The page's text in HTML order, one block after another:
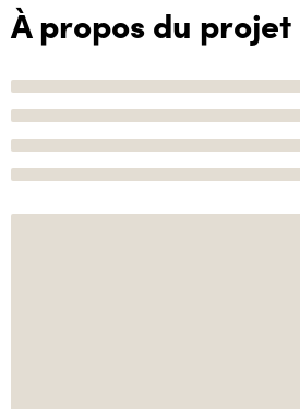
À propos du projet